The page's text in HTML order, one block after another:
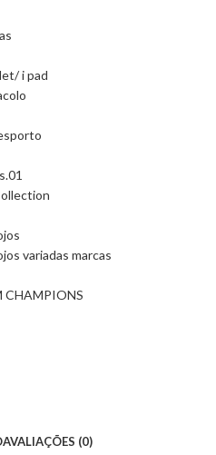
i pad
variadas marcas
CHAMPIONS
AVALIAÇÕES (0)